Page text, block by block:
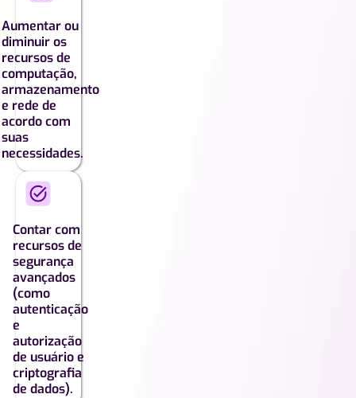
Aumentar ou
diminuir os
recursos de
computação,
armazenamento
e rede de
acordo com
suas
necessidades.
Contar com
recursos de
segurança
avançados
(como
autenticação
e
autorização
de usuário e
criptografia
de dados).